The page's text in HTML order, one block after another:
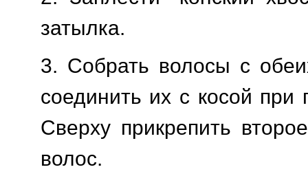
затылка.
3. Собрать волосы с
соединить их с косой при
Сверху прикрепить
волос.